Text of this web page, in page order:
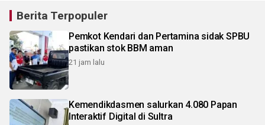
Berita Terpopuler
Pemkot Kendari dan Pertamina sidak SPBU
pastikan stok BBM aman
21 jam lalu
Kemendikdasmen salurkan 4.080 Papan
Interaktif Digital di Sultra